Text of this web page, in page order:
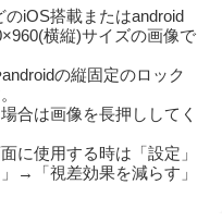
iOS搭載またはandroid
横縦)サイズの画像で
の縦固定のロック
合は画像を長押ししてく
に使用する時は「設定」
→「視差効果を減らす」